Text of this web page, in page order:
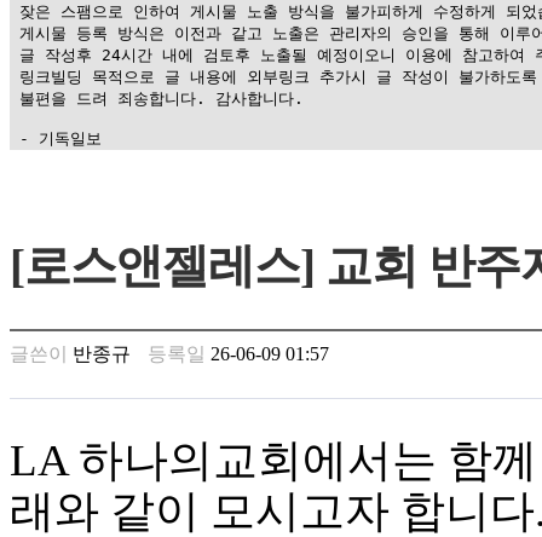
잦은 스팸으로 인하여 게시물 노출 방식을 불가피하게 수정하게 되었
게시물 등록 방식은 이전과 같고 노출은 관리자의 승인을 통해 이루
글 작성후 24시간 내에 검토후 노출될 예정이오니 이용에 참고하여
링크빌딩 목적으로 글 내용에 외부링크 추가시 글 작성이 불가하도
불편을 드려 죄송합니다. 감사합니다.
- 기독일보
남
찾
은
꼴
크
넷
주
[로스앤젤레스] 교회 반주
글쓴이 반종규 등록일 26-06-09 01:57
LA 하나의교회에서는 함
래와 같이 모시고자 합니